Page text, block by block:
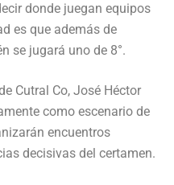
donde juegan equipos
es que además de
se jugará uno de 8°.
Cutral Co, José Héctor
como escenario de
encuentros
decisivas del certamen.